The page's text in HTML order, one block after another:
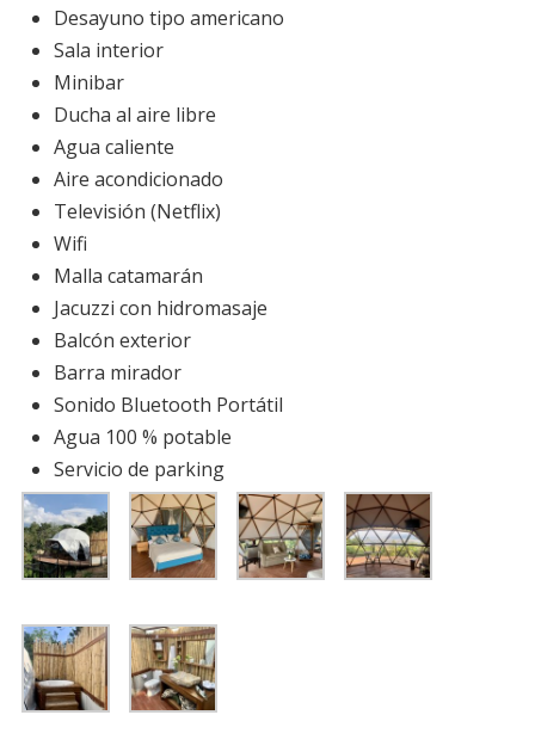
Desayuno tipo americano
Sala interior
Minibar
Ducha al aire libre
Agua caliente
Aire acondicionado
Televisión (Netflix)
Wifi
Malla catamarán
Jacuzzi con hidromasaje
Balcón exterior
Barra mirador
Sonido Bluetooth Portátil
Agua 100 % potable
Servicio de parking